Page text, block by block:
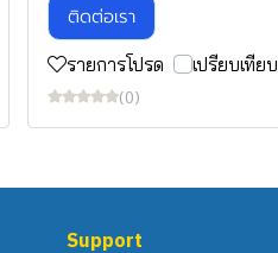
ติดต่อเรา
รายการโปรด เปรียบเทียบ
(0)
Support